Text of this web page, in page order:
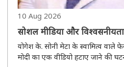
10 Aug 2026
सोशल मीडिया और विश्वसनीयता
योगेश के. सोनी मेटा के स्वामित्व वाले फेसबुक से प्रधानमंत्री नरेन्द्र
मोदी का एक वीडियो हटाए जाने की